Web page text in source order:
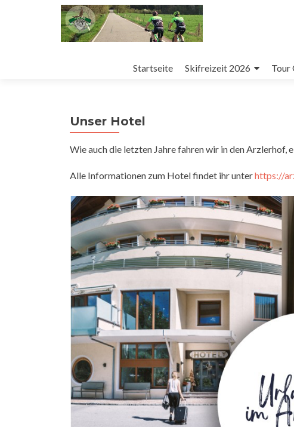
Inhalt
Startseite Skifreizeit 2026 Tour
Unser Hotel
Wie auch die letzten Jahre fahren wir in den Arzlerhof,
Alle Informationen zum Hotel findet ihr unterhttps://